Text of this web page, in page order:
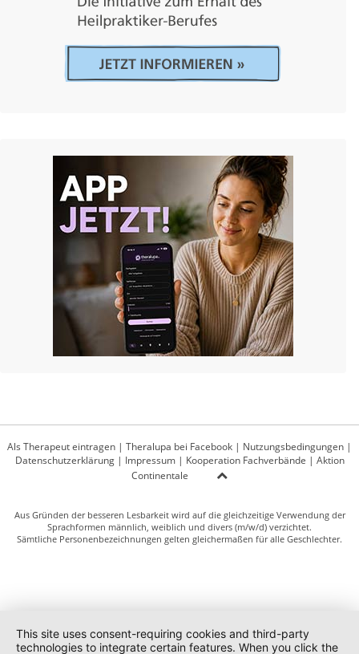
Als Therapeut eintragen | Theralupa bei Facebook | Nutzungsbedingungen |
Datenschutzerklärung| Impressum| Kooperation Fachverbände | Aktion
Continentale
Aus Gründen der besseren Lesbarkeit wird auf die gleichzeitige Verwendung der
Sprachformen männlich, weiblich und divers (m/w/d) verzichtet.
Sämtliche Personenbezeichnungen gelten gleichermaßen für alle Geschlechter.
This site uses consent-requiring cookies and third-party
technologies to integrate certain features. When you click the